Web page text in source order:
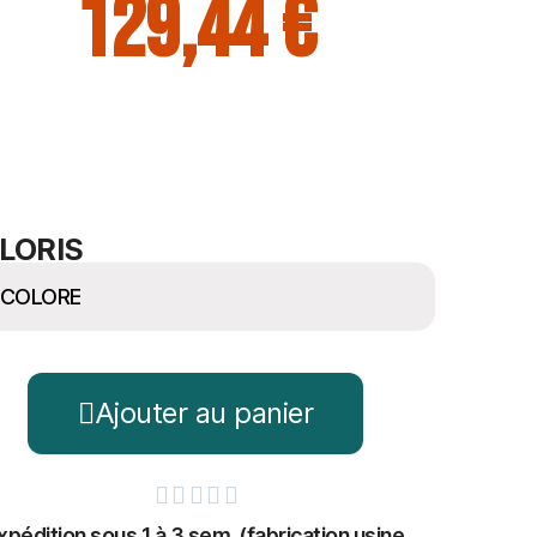
129,44 €
Ajouter au panier
    